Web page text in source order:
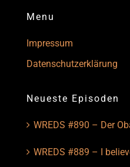
Menu
Impressum
Datenschutzerklärung
Neueste Episoden
WREDS #890 – Der
WREDS #889 – I